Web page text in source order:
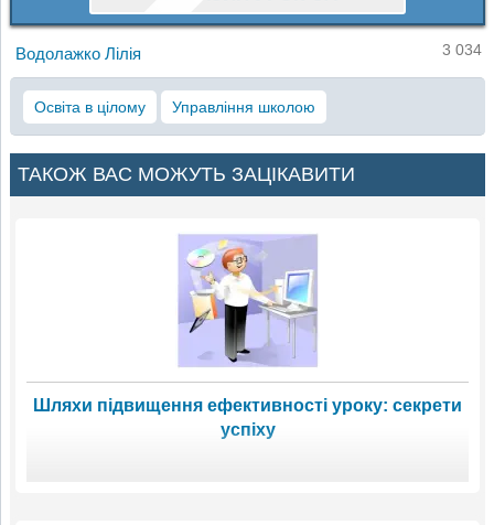
Водолажко Лілія 3 034
Освіта в цілому Управління школою
ТАКОЖ ВАС МОЖУТЬ ЗАЦІКАВИТИ
Шляхи підвищення ефективності уроку: секрети
успіху